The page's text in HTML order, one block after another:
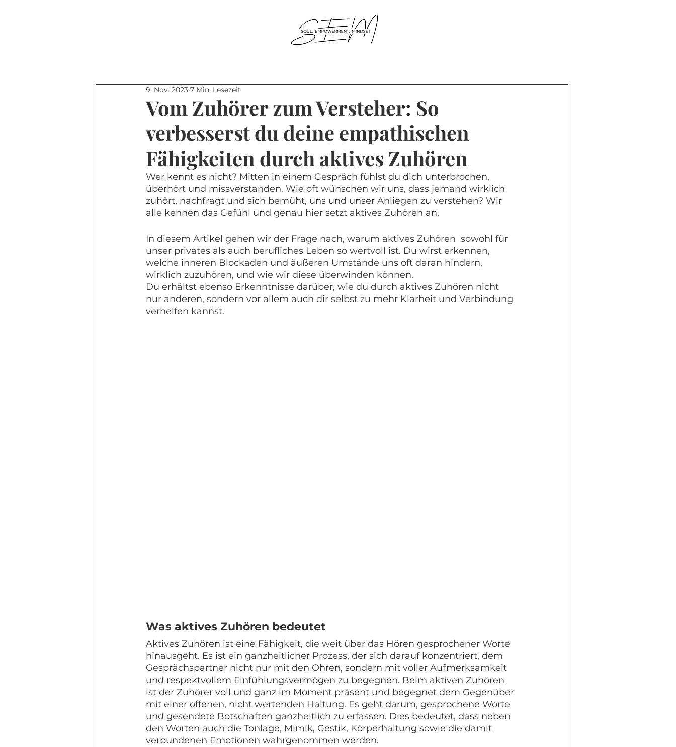
Vom Zuhörer zum Versteher: So
verbesserst du deine empathischen
Fähigkeiten durch aktives Zuhören
9. Nov. 2023 7 Min. Lesezeit
Wer kennt es nicht? Mitten in einem Gespräch fühlst du dich unterbrochen,
überhört und missverstanden. Wie oft wünschen wir uns, dass jemand wirklich
zuhört, nachfragt und sich bemüht, uns und unser Anliegen zu verstehen? Wir
alle kennen das Gefühl und genau hier setzt aktives Zuhören an.
In diesem Artikel gehen wir der Frage nach, warum aktives Zuhören  sowohl für
unser privates als auch berufliches Leben so wertvoll ist. Du wirst erkennen,
welche inneren Blockaden und äußeren Umstände uns oft daran hindern,
wirklich zuzuhören, und wie wir diese überwinden können.
Du erhältst ebenso Erkenntnisse darüber, wie du durch aktives Zuhören nicht
nur anderen, sondern vor allem auch dir selbst zu mehr Klarheit und Verbindung
verhelfen kannst.
Was aktives Zuhören bedeutet
Aktives Zuhören ist eine Fähigkeit, die weit über das Hören gesprochener Worte
hinausgeht. Es ist ein ganzheitlicher Prozess, der sich darauf konzentriert, dem
Gesprächspartner nicht nur mit den Ohren, sondern mit voller Aufmerksamkeit
und respektvollem Einfühlungsvermögen zu begegnen. Beim aktiven Zuhören
ist der Zuhörer voll und ganz im Moment präsent und begegnet dem Gegenüber
mit einer offenen, nicht wertenden Haltung. Es geht darum, gesprochene Worte
und gesendete Botschaften ganzheitlich zu erfassen. Dies bedeutet, dass neben
den Worten auch die Tonlage, Mimik, Gestik, Körperhaltung sowie die damit
verbundenen Emotionen wahrgenommen werden.